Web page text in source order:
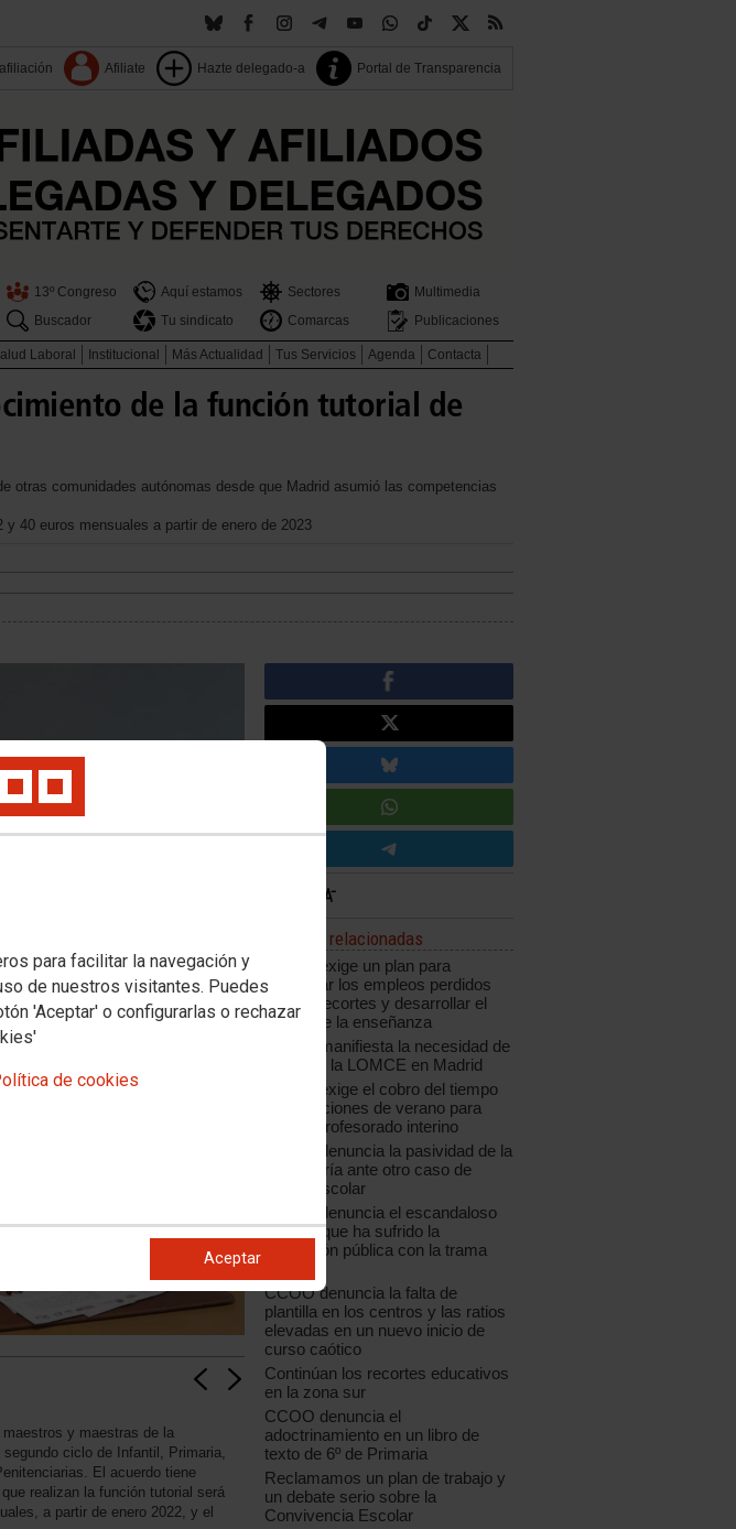
para facilitar la navegación y
de nuestros visitantes. Puedes
'Aceptar' o configurarlas o rechazar
de cookies
Aceptar
Afiliate Hazte delegado-a Portal de Transparencia
13º Congreso Aquí estamos Sectores
Multimedia
Buscador
Tu sindicato Comarcas Publicaciones
Laboral Institucional Más Actualidad Tus Servicios Agenda Contacta
de la función tutorial de
otras comunidades autónomas desde que Madrid asumió las competencias
40 euros mensuales a partir de enero de 2023
y maestras de la
ciclo de Infantil, Primaria,
El acuerdo tiene
realizan la función tutorial será
a partir de enero 2022, y el
Noticias relacionadas
CCOO exige un plan para
recuperar los empleos perdidos
por los recortes y desarrollar el
sector de la enseñanza
CCOO manifiesta la necesidad de
paralizar la LOMCE en Madrid
CCOO exige el cobro del tiempo
de vacaciones de verano para
todo el profesorado interino
CCOO denuncia la pasividad de la
Consejería ante otro caso de
acoso escolar
CCOO denuncia el escandaloso
saqueo que ha sufrido la
educación pública con la trama
CCOO denuncia la falta de
plantilla en los centros y las ratios
elevadas en un nuevo inicio de
curso caótico
Continúan los recortes educativos
en la zona sur
CCOO denuncia el
adoctrinamiento en un libro de
texto de 6º de Primaria
Reclamamos un plan de trabajo y
un debate serio sobre la
Convivencia Escolar